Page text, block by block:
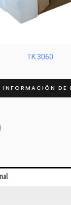
TK 3060
DE